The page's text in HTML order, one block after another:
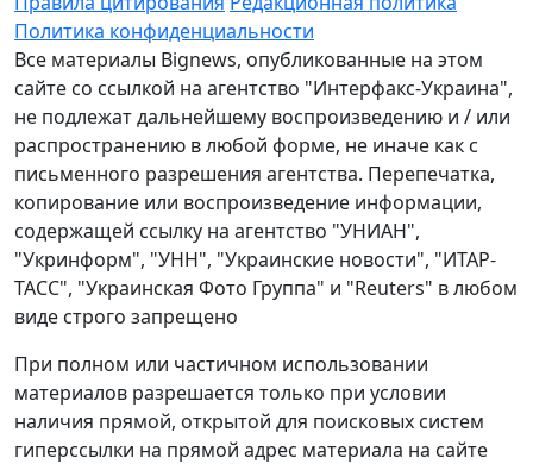
Политика конфиденциальности
Все материалы Bignews, опубликованные на этом
сайте со ссылкой на агентство "Интерфакс-Украина",
не подлежат дальнейшему воспроизведению и / или
распространению в любой форме, не иначе как с
письменного разрешения агентства. Перепечатка,
копирование или воспроизведение информации,
содержащей ссылку на агентство "УНИАН",
"Укринформ", "УНН", "Украинские новости", "ИТАР-
ТАСС", "Украинская Фото Группа" и "Reuters" в любом
виде строго запрещено
При полном или частичном использовании
материалов разрешается только при условии
наличия прямой, открытой для поисковых систем
гиперссылки на прямой адрес материала на сайте